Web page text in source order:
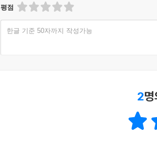
평점
한글 기준 50자까지 작성가능
2